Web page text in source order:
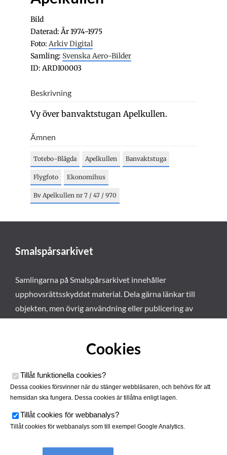
Bild
Daterad: År 1974-1975
Foto: Arkiv Digital
Samling: Svenska Aero-Bilder
ID: ARDI00003
Beskrivning
Vy över banvaktstugan Apelkullen.
Ämnen
Totebo−Blägda Apelkullen Banvaktstuga
Flygfoto Ekonomihus
Bv Apelkullen nr 7 / 47 / 970
Smalspårsarkivet
Samlingarna på Smalspårsarkivet innehåller
upphovsrättsskyddat material. Dela gärna länkar till
objekten, men övrig användning eller publicering av
Cookies
Tillåt funktionella cookies?
Dessa cookies försvinner när du stänger webbläsaren, och behövs för att
hemsidan ska fungera. Dessa cookies är tillåtna enligt lagen.
Tillåt cookies för webbanalys?
Tillåt cookies för webbanalys som till exempel Google Analytics.